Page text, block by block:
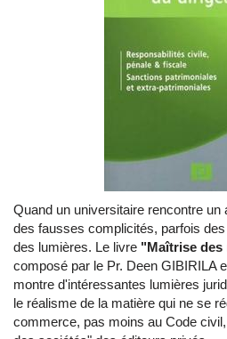
Quand un universitaire rencontre un
des fausses complicités, parfois
des lumières. Le livre "Maîtrise
composé par le Pr. Deen GIBIRILA
montre d'intéressantes lumières
le réalisme de la matière qui ne se
commerce, pas moins au Code